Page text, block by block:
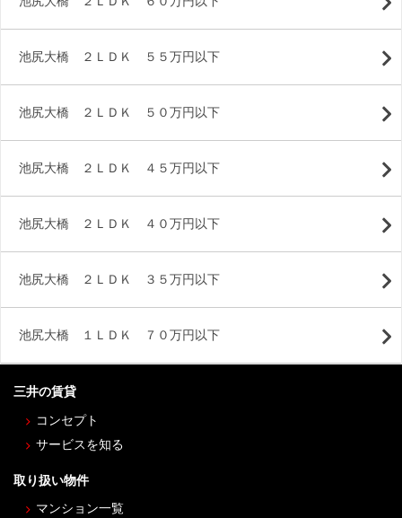
池尻大橋 ２ＬＤＫ ５５万円以下
池尻大橋 ２ＬＤＫ ５０万円以下
池尻大橋 ２ＬＤＫ ４５万円以下
池尻大橋 ２ＬＤＫ ４０万円以下
池尻大橋 ２ＬＤＫ ３５万円以下
池尻大橋 １ＬＤＫ ７０万円以下
三井の賃貸
コンセプト
サービスを知る
取り扱い物件
マンション一覧